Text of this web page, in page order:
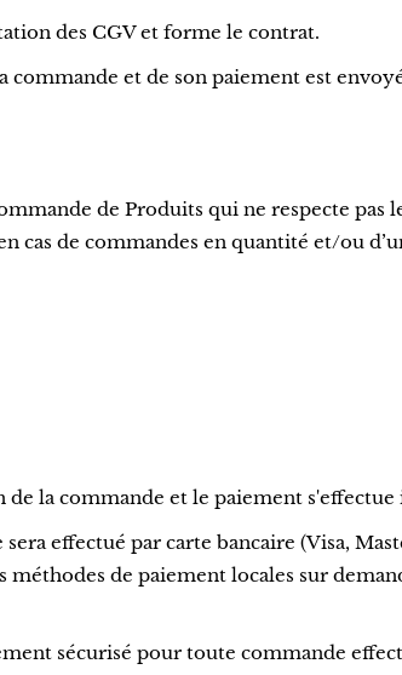
des CGV et forme le contrat.
et de son paiement est
de Produits qui ne respecte pas
cas de commandes en quantité et/ou
la commande et le paiement
effectué par carte bancaire (Visa,
de paiement locales sur
sécurisé pour toute commande